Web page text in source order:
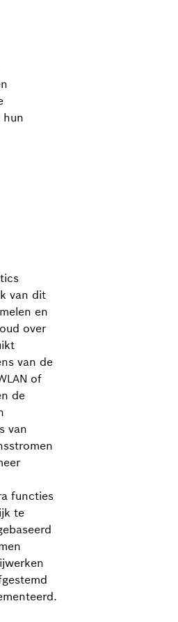
hun
van dit
en
over
van de
of
de
van
functies
te